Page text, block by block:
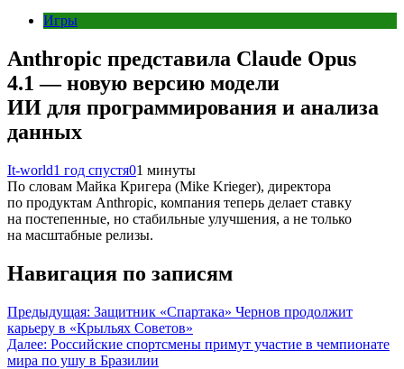
Игры
Anthropic представила Claude Opus
4.1 — новую версию модели
ИИ для программирования и анализа
данных
It-world1 год спустя01 минуты
По словам Майка Кригера (Mike Krieger), директора
по продуктам Anthropic, компания теперь делает ставку
на постепенные, но стабильные улучшения, а не только
на масштабные релизы.
Навигация по записям
Предыдущая: Защитник «Спартака» Чернов продолжит
карьеру в «Крыльях Советов»
Далее: Российские спортсмены примут участие в чемпионате
мира по ушу в Бразилии